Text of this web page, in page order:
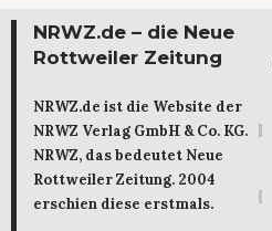
NRWZ.de – die Neue
Rottweiler Zeitung
NRWZ.de ist die Website der
NRWZ Verlag GmbH & Co. KG.
NRWZ, das bedeutet Neue
Rottweiler Zeitung. 2004
erschien diese erstmals.